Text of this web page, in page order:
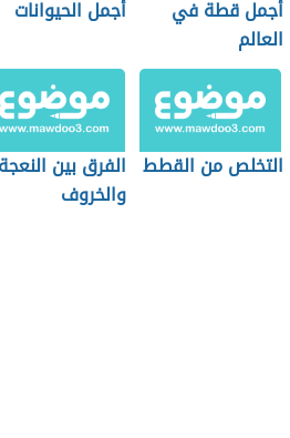
أجمل قطة في
العالم
أجمل الحيوانات
التخلص من القطط الفرق بين النعجة
والخروف